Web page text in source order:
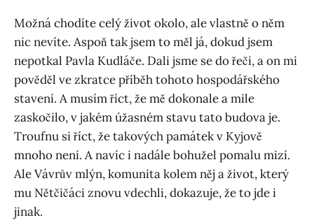
Možná chodíte celý život okolo, ale vlastně o něm
nic nevíte. Aspoň tak jsem to měl já, dokud jsem
nepotkal Pavla Kudláče. Dali jsme se do řeči, a on mi
pověděl ve zkratce příběh tohoto hospodářského
stavení. A musím říct, že mě dokonale a mile
zaskočilo, v jakém úžasném stavu tato budova je.
Troufnu si říct, že takových památek v Kyjově
mnoho není. A navíc i nadále bohužel pomalu mizí.
Ale Vávrův mlýn, komunita kolem něj a život, který
mu Nětčičáci znovu vdechli, dokazuje, že to jde i
jinak.